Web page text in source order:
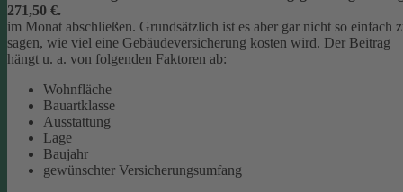
271,50 €.
im Monat abschließen. Grundsätzlich ist es aber gar nicht so einfach
sagen, wie viel eine Gebäudeversicherung kosten wird. Der Beitrag
hängt u. a. von folgenden Faktoren ab:
Wohnfläche
Bauartklasse
Ausstattung
Lage
Baujahr
gewünschter Versicherungsumfang